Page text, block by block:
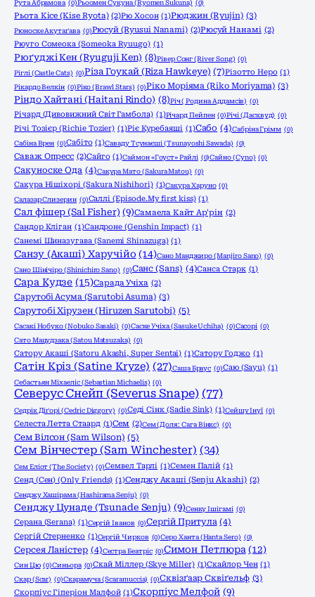
Рута Абрамова (0)Рьоомен Сукуна (Ryomen Sukuna) (0)
Рьота Кісе (Kise Ryota) (2)Рю Хосон (1)Рюджин (Ryujin) (3)
Рюноске Акутаґава (0)Рюсуй (Ryusui Nanami) (2)Рюсуй Нанамі (2)
Рюуго Сомеока (Someoka Ryuugo) (1)
Рюґуджі Кен (Ryuguji Ken) (8)Рівер Сонг (River Song) (0)
Ріглі (Castle Cats) (0)Різа Гоукай (Riza Hawkeye) (7)Різотто Неро (1)
Рікардо Велкін (0)Ріко (Brawl Stars) (0)Ріко Моріяма (Riko Moriyama) (3)
Ріндо Хайтані (Haitani Rindo) (8)Річ ( Родина Аддамсів) (0)
Річард (Дивовижний Світ Гамбола) (1)Річард Пейпен (0)Річі (Дасквуд) (0)
Річі Тозієр (Richie Tozier) (1)Ріє Куребаяші (1)Сабо (4)Сабріна Грімм (0)
Сабіна Врен (0)Сабіто (1)Саваду Тсунаєші (Tsunayoshi Sawada) (0)
Саваж Опресс (2)Сайго (1)Саймон «Гоуст» Райлі (0)Сайно (Cyno) (0)
Сакуноске Ода (4)Сакура Мато (Sakura Matou) (0)
Сакура Нішіхорі (Sakura Nishihori) (1)Сакура Харуно (0)
Салазар Слизерин (0)Саллі (Episode.My first kiss) (1)
Сал фішер (Sal Fisher) (9)Самаела Кайт Ар'рін (2)
Сандор Кліган (1)Сандроне (Genshin Impact) (1)
Санемі Шиназугава (Sanemi Shinazuga) (1)
Санзу (Акаші) Харучійо (14)Сано Манджиро (Manjiro Sano) (0)
Сано Шінічіро (Shinichiro Sano) (0)Санс (Sans) (4)Санса Старк (1)
Сара Кудзе (15)Сарада Учіха (2)
Сарутобі Асума (Sarutobi Asuma) (3)
Сарутобі Хірузен (Hiruzen Sarutobi) (5)
Сасакі Нобуко (Nobuko Sasaki) (0)Саске Учіха (Sasuke Uchiha) (0)Сасорі (0)
Сато Мацудзака (Satou Matsuzaka) (0)
Сатору Акаші (Satoru Akashi, Super Sentai) (1)Сатору Годжо (1)
Сатін Кріз (Satine Kryze) (27)Саша Браус (0)Саю (Sayu) (1)
Себастьян Міхаеліс (Sebastian Michaelis) (0)
Северус Снейп (Severus Snape) (77)
Седрік Діґорі (Cedric Diggory) (0)Седі Сінк (Sadie Sink) (1)Сейшу Інуї (0)
Селеста Летта Стаард (1)Сем (2)Сем (Доля: Сага Вінкс) (0)
Сем Вілсон (Sam Wilson) (5)
Сем Вінчестер (Sam Winchester) (34)
Сем Еліот (The Society) (0)Семвел Тарлі (1)Семен Палій (1)
Сенд (Сен) (Only Friends) (1)Сенджу Акаші (Senju Akashi) (2)
Сенджу Хашірама (Hashirama Senju) (0)
Сенджу Цунаде (Tsunade Senju) (9)Сенку Ішігамі (0)
Серана (Serana) (1)Сергій Іванов (0)Сергій Притула (4)
Сергій Стерненко (1)Сергій Чирков (0)Серо Ханта (Hanta Sero) (0)
Серсея Ланістер (4)Сестра Беатріс (0)Симон Петлюра (12)
Син Цю (0)Синьора (0)Скай Міллер (Skye Miller) (1)Скайлор Чен (1)
Скар (Scar) (0)Скарамуча (Scaramuccia) (0)Сквізґаар Сквіґельф (3)
Скорпіус Гіперіон Малфой (1)Скорпіус Мелфой (9)